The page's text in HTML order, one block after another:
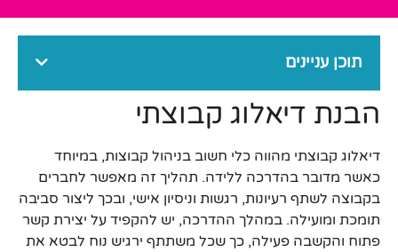
תוכן עניינים
הבנת דיאלוג קבוצתי
דיאלוג קבוצתי מהווה כלי חשוב בניהול קבוצות, במיוחד
כאשר מדובר בהדרכה ללידה. תהליך זה מאפשר לחברים
בקבוצה לשתף רעיונות, רגשות וניסיון אישי, ובכך ליצור סביבה
תומכת ומועילה. במהלך ההדרכה, יש להקפיד על יצירת קשר
פתוח והקשבה פעילה, כך שכל משתתף ירגיש נוח לבטא את